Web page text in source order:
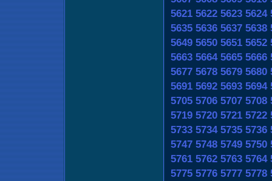
5621 5622 5623 5624
5635 5636 5637 5638
5649 5650 5651 5652
5663 5664 5665 5666
5677 5678 5679 5680
5691 5692 5693 5694
5705 5706 5707 5708
5719 5720 5721 5722
5733 5734 5735 5736
5747 5748 5749 5750
5761 5762 5763 5764
5775 5776 5777 5778